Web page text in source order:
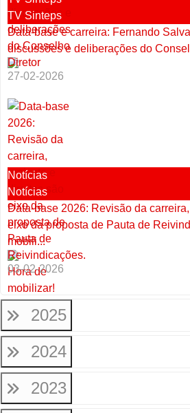
TV Sinteps
Data-base e carreira: Fernando
discussões e deliberações do
27-02-2026
Notícias
Notícias
Data-base 2026: Revisão da
eixo da proposta de Pauta de
mobili...
03-02-2026
2025
2024
2023